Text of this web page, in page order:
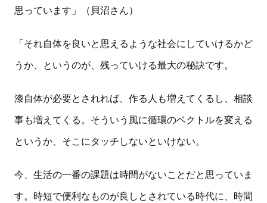
思っています」（貝沼さん）
「それ自体を良いと思えるような社会にしていけるかど
うか、というのが、残っていける最大の秘訣です。
漆自体が必要とされれば、作る人も増えてくるし、相談
事も増えてくる。そういう風に循環のベクトルを変える
というか、そこにタッチしないといけない。
今、生活の一番の課題は時間がないことだと思っていま
す。時短で便利なものが良しとされている時代に、時間